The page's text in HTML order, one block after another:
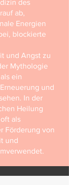
des
ab,
Energien
blockierte
und Angst zu
Mythologie
ein
und
In der
Heilung
als
Förderung von
und